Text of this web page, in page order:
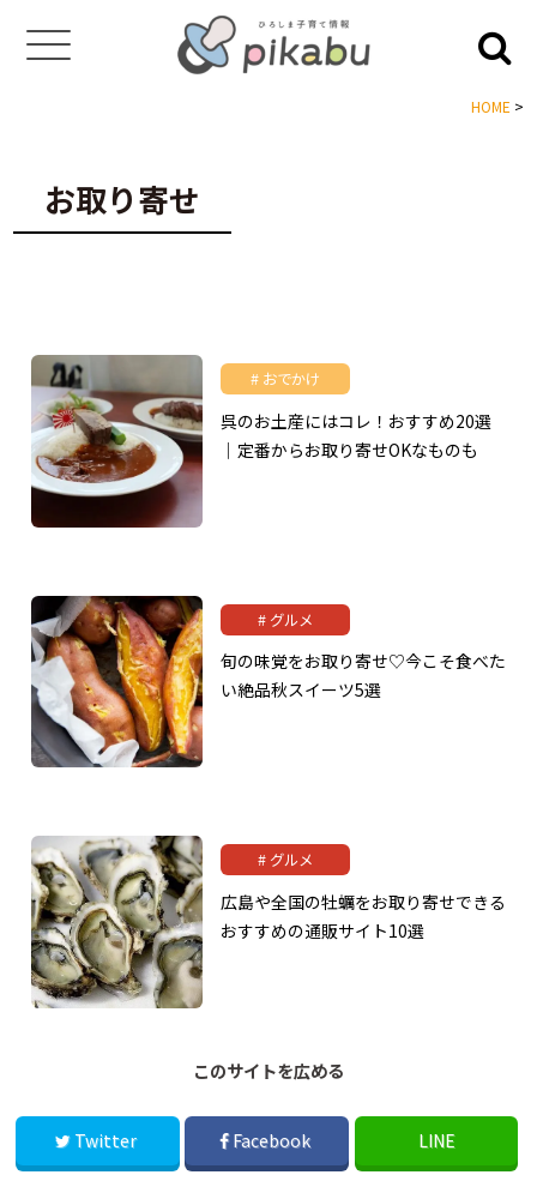
HOME >
お取り寄せ
おでかけ
呉のお土産にはコレ！おすすめ20選
｜定番からお取り寄せOKなものも
グルメ
旬の味覚をお取り寄せ♡今こそ食べた
い絶品秋スイーツ5選
グルメ
広島や全国の牡蠣をお取り寄せできる
おすすめの通販サイト10選
このサイトを広める
Twitter Facebook LINE